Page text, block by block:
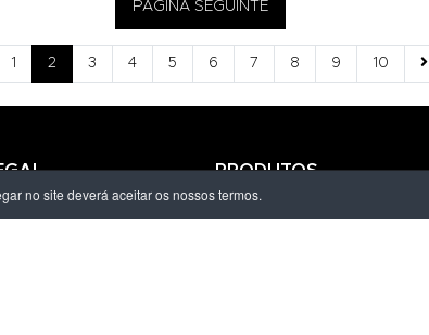
PÁGINA SEGUINTE
1 2 3 4 5 6 7 8 9 10
PRODUTOS
no site deverá aceitar os nossos termos.